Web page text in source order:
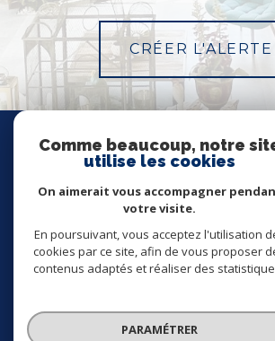
CRÉER L'ALERTE
SUIVRE
Nos
Comme beaucoup, notre
utilise les cookies
On aimerait vous accompagner
votre visite.
En poursuivant, vous acceptez l'utilisation
cookies par ce site, afin de vous proposer
contenus adaptés et réaliser des
PARAMÉTRER